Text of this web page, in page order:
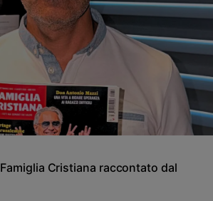
Cristiana raccontato dal